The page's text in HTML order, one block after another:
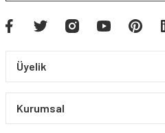
Üyelik
Kurumsal